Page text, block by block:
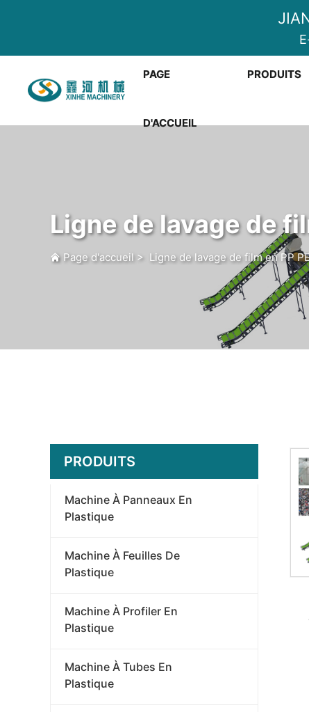
PAGE
D'ACCUEIL
PRODUITS
Ligne de lavage de
Page d'accueil > Ligne de lavage de film en PP
PRODUITS
Machine À Panneaux En
Plastique
Machine À Feuilles De
Plastique
Machine À Profiler En
Plastique
Machine À Tubes En
Plastique